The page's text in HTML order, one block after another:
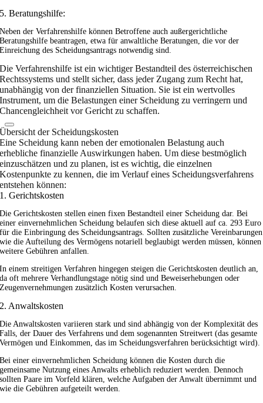
5. Beratungshilfe:
Neben der Verfahrenshilfe können Betroffene auch außergerichtliche
Beratungshilfe beantragen, etwa für anwaltliche Beratungen, die vor der
Einreichung des Scheidungsantrags notwendig sind.
Die Verfahrenshilfe ist ein wichtiger Bestandteil des österreichischen
Rechtssystems und stellt sicher, dass jeder Zugang zum Recht hat,
unabhängig von der finanziellen Situation. Sie ist ein wertvolles
Instrument, um die Belastungen einer Scheidung zu verringern und
Chancengleichheit vor Gericht zu schaffen.
Übersicht der Scheidungskosten
Eine Scheidung kann neben der emotionalen Belastung auch
erhebliche finanzielle Auswirkungen haben. Um diese bestmöglich
einzuschätzen und zu planen, ist es wichtig, die einzelnen
Kostenpunkte zu kennen, die im Verlauf eines Scheidungsverfahrens
entstehen können:
1. Gerichtskosten
Die Gerichtskosten stellen einen fixen Bestandteil einer Scheidung dar. Bei
einer einvernehmlichen Scheidung belaufen sich diese aktuell auf ca. 293 Euro
für die Einbringung des Scheidungsantrags. Sollten zusätzliche Vereinbarungen
wie die Aufteilung des Vermögens notariell beglaubigt werden müssen, können
weitere Gebühren anfallen.
In einem streitigen Verfahren hingegen steigen die Gerichtskosten deutlich an,
da oft mehrere Verhandlungstage nötig sind und Beweiserhebungen oder
Zeugenvernehmungen zusätzlich Kosten verursachen.
2. Anwaltskosten
Die Anwaltskosten variieren stark und sind abhängig von der Komplexität des
Falls, der Dauer des Verfahrens und dem sogenannten Streitwert (das gesamte
Vermögen und Einkommen, das im Scheidungsverfahren berücksichtigt wird).
Bei einer einvernehmlichen Scheidung können die Kosten durch die
gemeinsame Nutzung eines Anwalts erheblich reduziert werden. Dennoch
sollten Paare im Vorfeld klären, welche Aufgaben der Anwalt übernimmt und
wie die Gebühren aufgeteilt werden.